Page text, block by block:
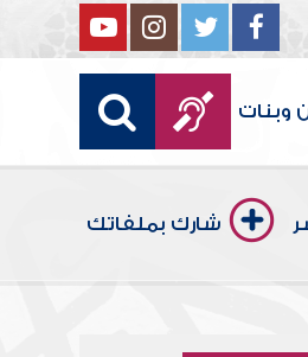
وبنات
شارك بملفاتك